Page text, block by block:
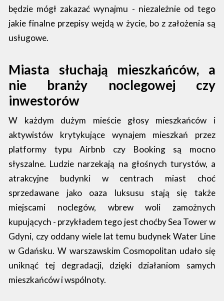
będzie mógł zakazać wynajmu - niezależnie od tego
jakie finalne przepisy wejdą w życie, bo z założenia są
usługowe.
Miasta słuchają mieszkańców, a
nie branży noclegowej czy
inwestorów
W każdym dużym mieście głosy mieszkańców i
aktywistów krytykujące wynajem mieszkań przez
platformy typu Airbnb czy Booking są mocno
słyszalne. Ludzie narzekają na głośnych turystów, a
atrakcyjne budynki w centrach miast choć
sprzedawane jako oaza luksusu stają się także
miejscami noclegów, wbrew woli zamożnych
kupujących - przykładem tego jest choćby Sea Tower w
Gdyni, czy oddany wiele lat temu budynek Water Line
w Gdańsku. W warszawskim Cosmopolitan udało się
uniknąć tej degradacji, dzięki działaniom samych
mieszkańców i wspólnoty.